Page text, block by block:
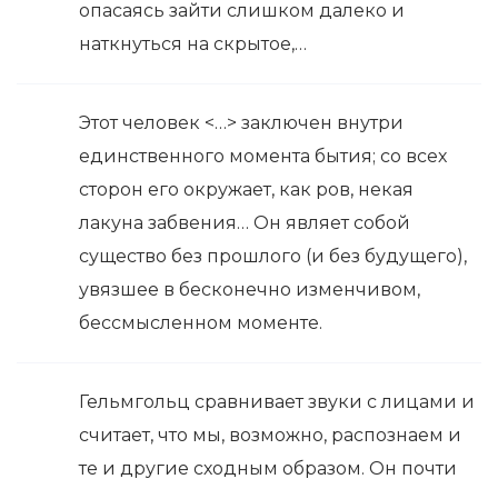
опасаясь зайти слишком далеко и
наткнуться на скрытое,…
Этот человек <…> заключен внутри
единственного момента бытия; со всех
сторон его окружает, как ров, некая
лакуна забвения… Он являет собой
существо без прошлого (и без будущего),
увязшее в бесконечно изменчивом,
бессмысленном моменте.
Гельмгольц сравнивает звуки с лицами и
считает, что мы, возможно, распознаем и
те и другие сходным образом. Он почти